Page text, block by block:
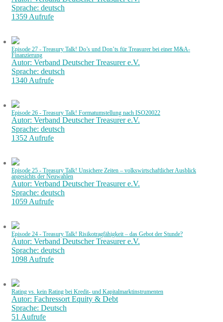
Sprache: deutsch
1359 Aufrufe
Episode 27 - Treasury Talk! Do’s und Don’ts für Treasurer bei einer M&A-
Finanzierung
Autor: Verband Deutscher Treasurer e.V.
Sprache: deutsch
1340 Aufrufe
Episode 26 - Treasury Talk! Formatumstellung nach ISO20022
Autor: Verband Deutscher Treasurer e.V.
Sprache: deutsch
1352 Aufrufe
Episode 25 - Treasury Talk! Unsichere Zeiten – volkswirtschaftlicher Ausblick
angesichts der Neuwahlen
Autor: Verband Deutscher Treasurer e.V.
Sprache: deutsch
1059 Aufrufe
Episode 24 - Treasury Talk! Risikotragfähigkeit – das Gebot der Stunde?
Autor: Verband Deutscher Treasurer e.V.
Sprache: deutsch
1098 Aufrufe
Rating vs. kein Rating bei Kredit- und Kapitalmarktinstrumenten
Autor: Fachressort Equity & Debt
Sprache: Deutsch
51 Aufrufe